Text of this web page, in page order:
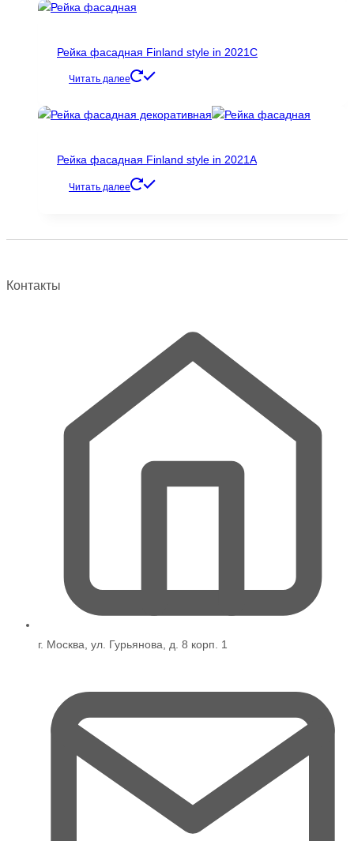
Рейка фасадная Finland style in 2021С
Читать далее
Рейка фасадная Finland style in 2021A
Читать далее
Контакты
г. Москва, ул. Гурьянова, д. 8 корп. 1